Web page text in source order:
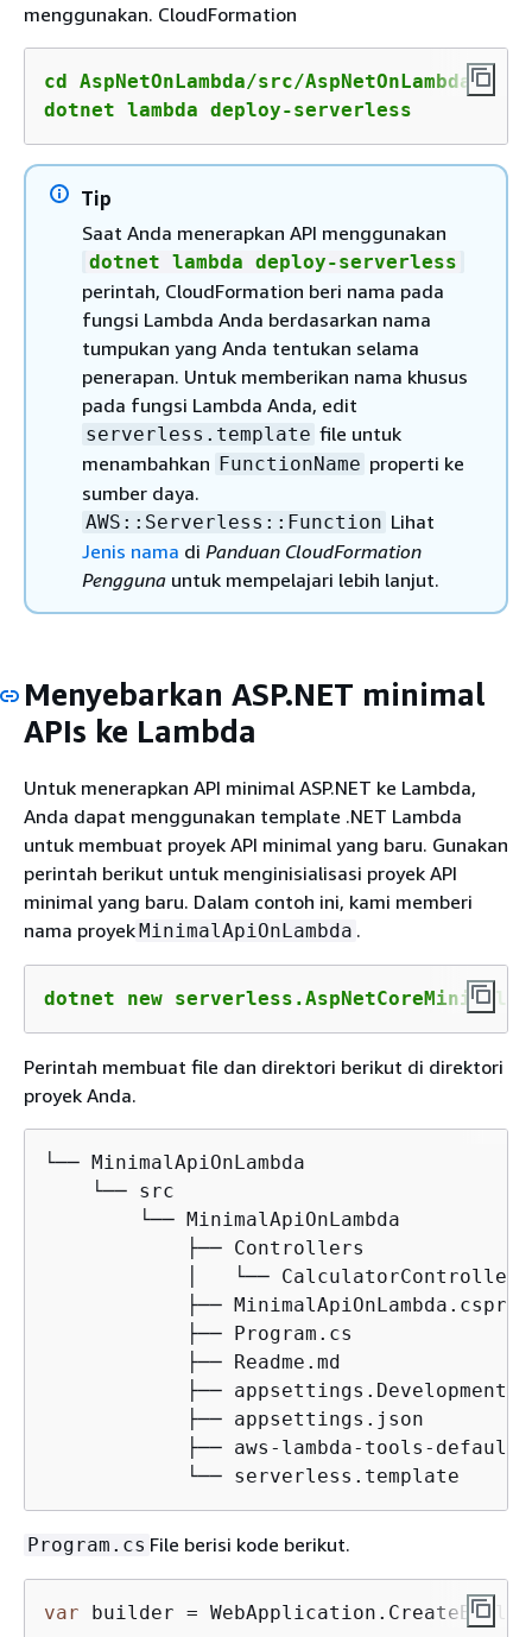
menggunakan. CloudFormation
cd AspNetOnLambda/src/AspNetOnLambda
dotnet lambda deploy-serverless
Tip
Saat Anda menerapkan API menggunakan
dotnet lambda deploy-serverless
perintah, CloudFormation beri nama pada
fungsi Lambda Anda berdasarkan nama
tumpukan yang Anda tentukan selama
penerapan. Untuk memberikan nama khusus
pada fungsi Lambda Anda, edit
serverless.template file untuk
menambahkan FunctionName properti ke
sumber daya.
AWS::Serverless::Function Lihat
Jenis nama di Panduan CloudFormation
Pengguna untuk mempelajari lebih lanjut.
Menyebarkan ASP.NET minimal
APIs ke Lambda
Untuk menerapkan API minimal ASP.NET ke Lambda,
Anda dapat menggunakan template .NET Lambda
untuk membuat proyek API minimal yang baru. Gunakan
perintah berikut untuk menginisialisasi proyek API
minimal yang baru. Dalam contoh ini, kami memberi
nama proyekMinimalApiOnLambda .
dotnet new
Perintah membuat file dan direktori berikut di direktori
proyek Anda.
└── MinimalApiOnLambda
    └── src
        └── MinimalApiOnLambda
            ├── Controllers
│   └──
            ├── MinimalApiOnLambda.csproj
            ├── Program.cs
            ├── Readme.md
├──
            ├── appsettings.json
├── aws-lambda-tools-
            └── serverless.template
Program.cs File berisi kode berikut.
var builder =